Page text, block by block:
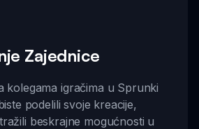
Zajednice
kolegama igračima u Sprunki
podelili svoje kreacije,
beskrajne mogućnosti u